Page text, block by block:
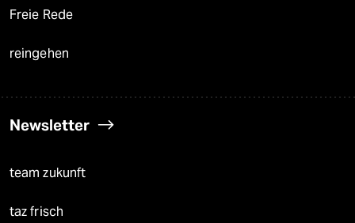
Freie Rede
reingehen
Newsletter
team zukunft
taz frisch